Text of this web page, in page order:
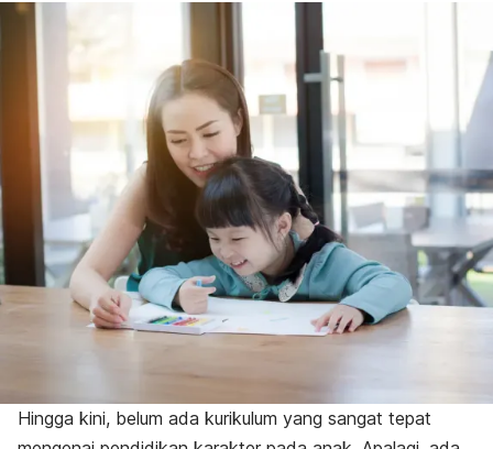
Hingga kini, belum ada kurikulum yang sangat tepat